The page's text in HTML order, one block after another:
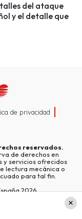
del ataque
y el detalle que
de privacidad
reservados.
de derechos en
y servicios ofrecidos
lectura mecánica o
para tal fin.
2026.